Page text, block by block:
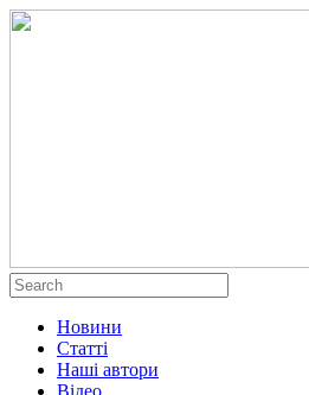
Новини
Статті
Наші автори
Відео